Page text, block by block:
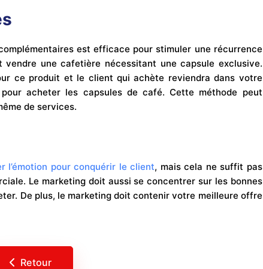
est efficace pour stimuler une récurrence
une cafetière nécessitant une capsule exclusive.
ce produit et le client qui achète reviendra dans votre
acheter les capsules de café. Cette méthode peut
de services.
l’émotion pour conquérir le client, mais cela ne suffit pas
Le marketing doit aussi se concentrer sur les bonnes
De plus, le marketing doit contenir votre meilleure offre
Retour